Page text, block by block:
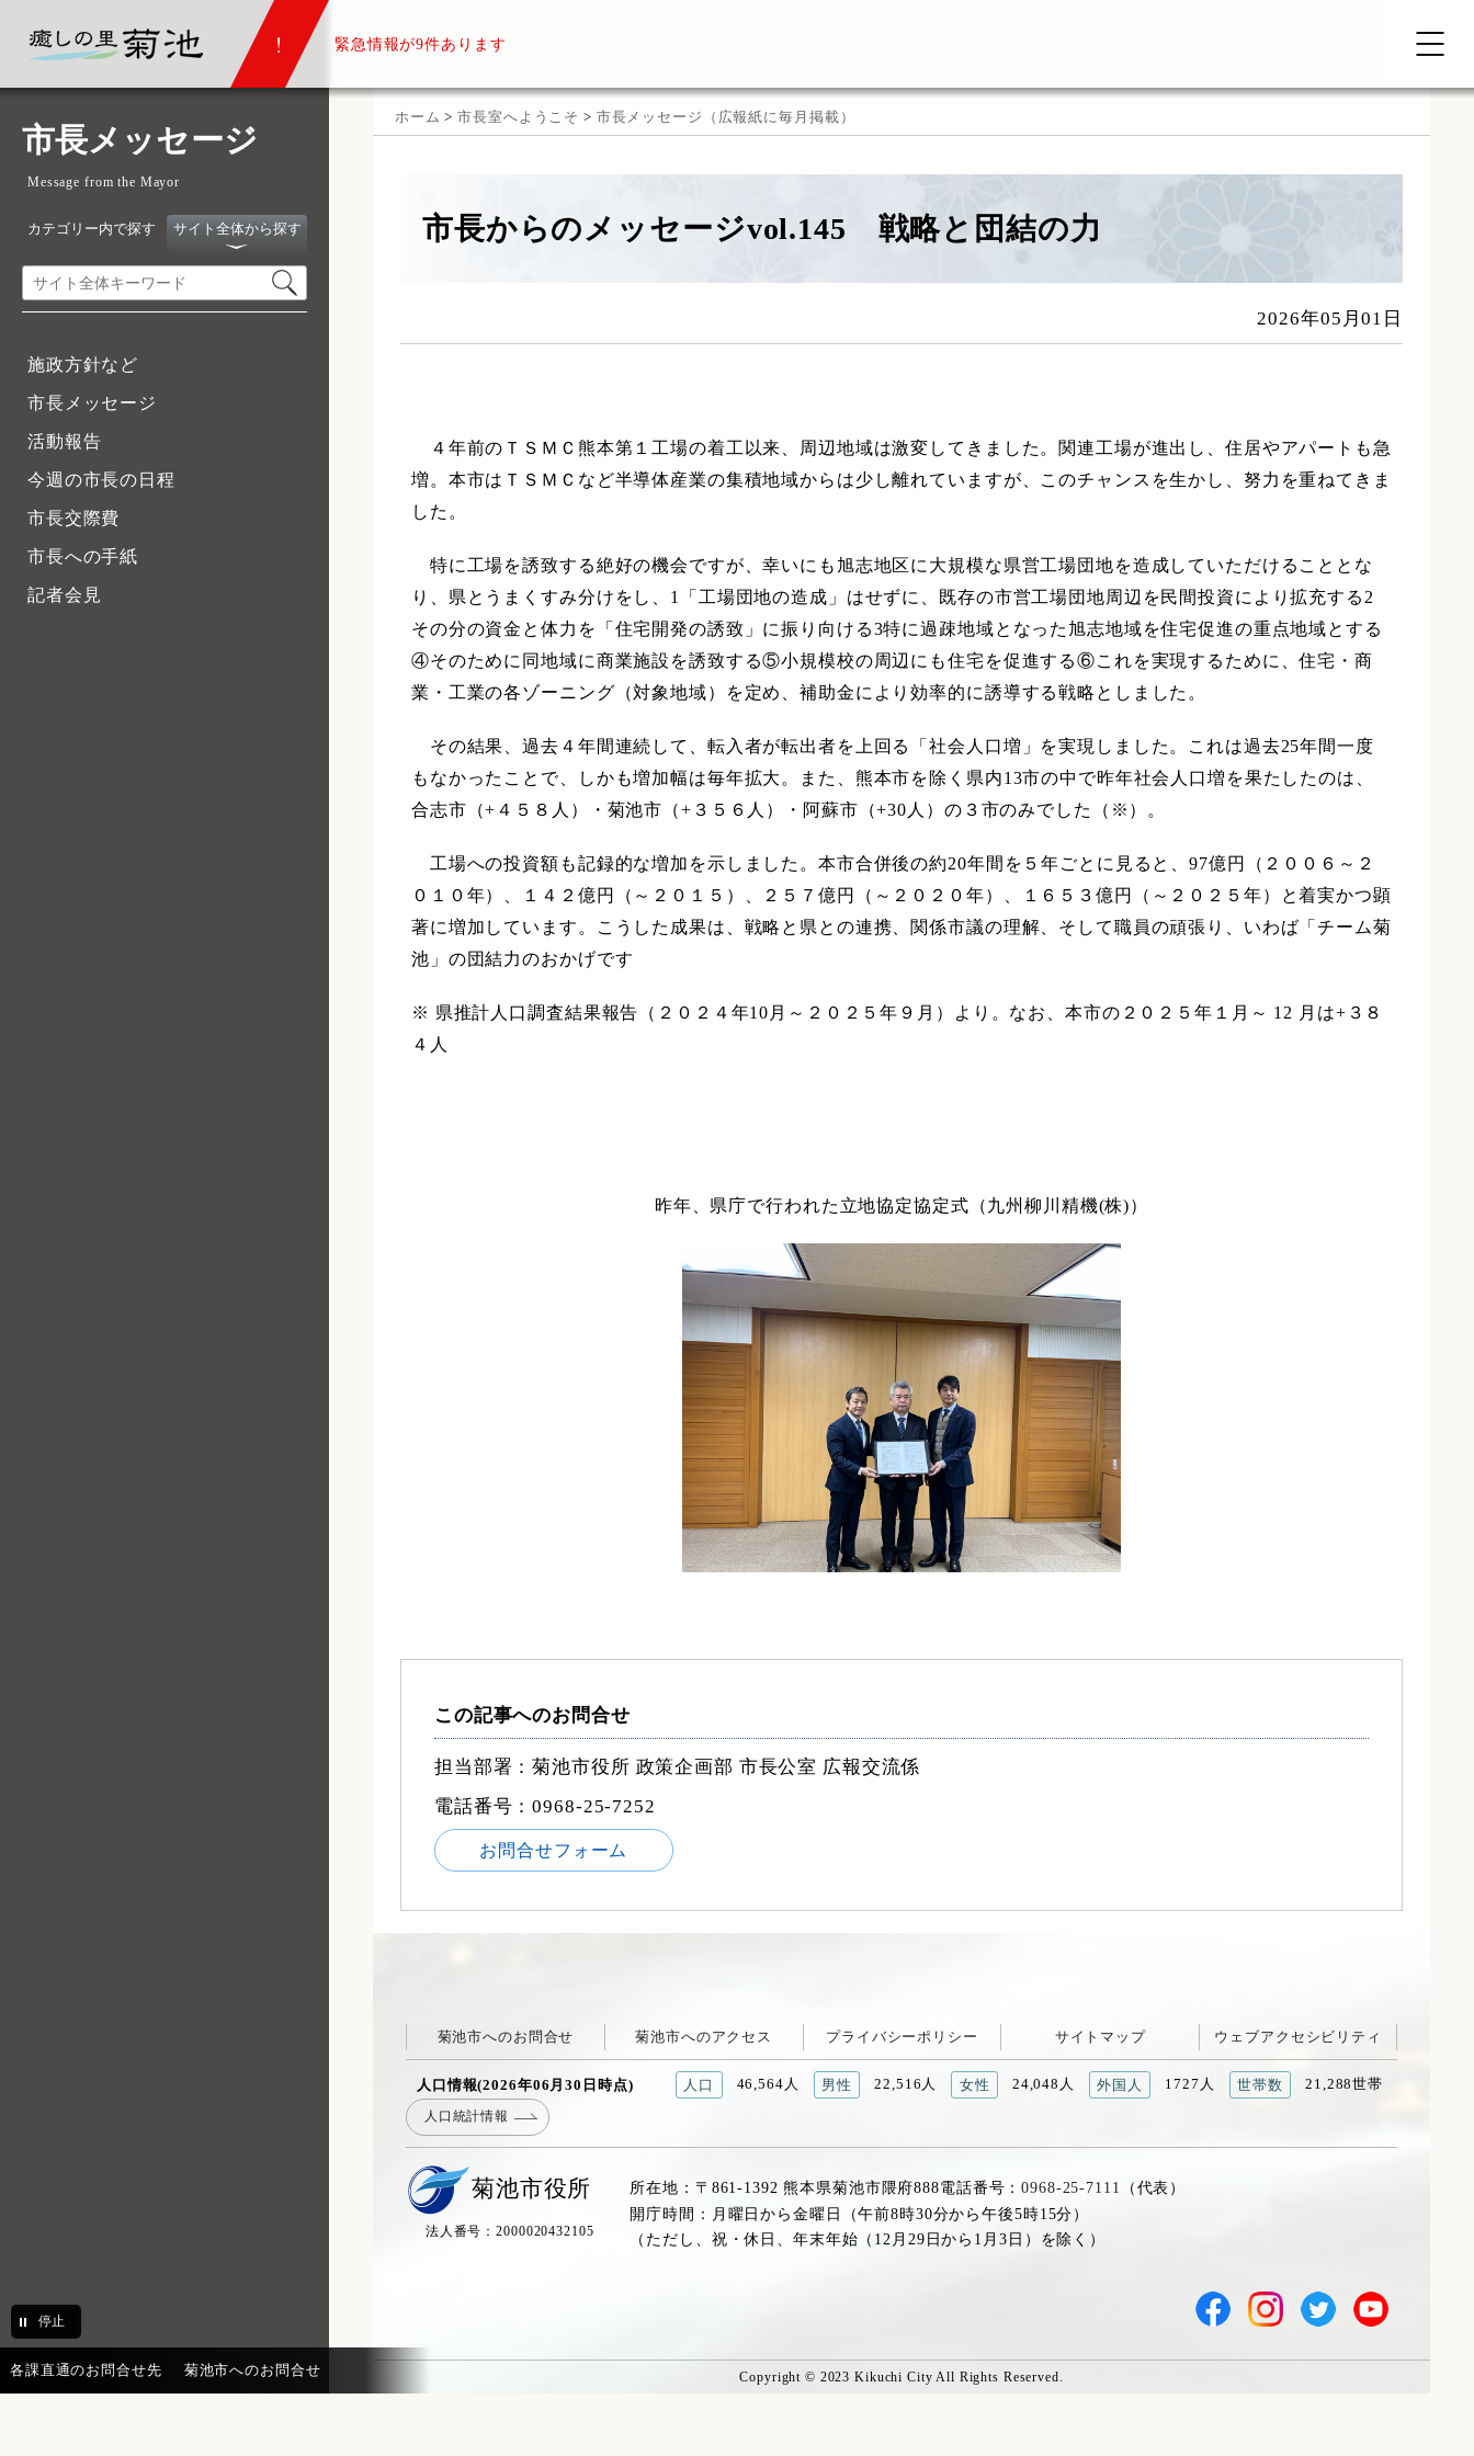
緊急情報が9件あります
市長メッセージ
Message from the Mayor
カテゴリー内で探す サイト全体から探す
施政方針など
市長メッセージ
活動報告
今週の市長の日程
市長交際費
市長への手紙
記者会見
停止
ホーム >市長室へようこそ > 市長メッセージ（広報紙に毎月掲載）
市長からのメッセージvol.145 戦略と団結の力
2026年05月01日
４年前のＴＳＭＣ熊本第１工場の着工以来、周辺地域は激変してきました。関連工場が進出し、住居やアパートも急
増。本市はＴＳＭＣなど半導体産業の集積地域からは少し離れていますが、このチャンスを生かし、努力を重ねてきま
した。
特に工場を誘致する絶好の機会ですが、幸いにも旭志地区に大規模な県営工場団地を造成していただけることとな
り、県とうまくすみ分けをし、1「工場団地の造成」はせずに、既存の市営工場団地周辺を民間投資により拡充する2
その分の資金と体力を「住宅開発の誘致」に振り向ける3特に過疎地域となった旭志地域を住宅促進の重点地域とする
④そのために同地域に商業施設を誘致する⑤小規模校の周辺にも住宅を促進する⑥これを実現するために、住宅・商
業・工業の各ゾーニング（対象地域）を定め、補助金により効率的に誘導する戦略としました。
その結果、過去４年間連続して、転入者が転出者を上回る「社会人口増」を実現しました。これは過去25年間一度
もなかったことで、しかも増加幅は毎年拡大。また、熊本市を除く県内13市の中で昨年社会人口増を果たしたのは、
合志市（+４５８人）・菊池市（+３５６人）・阿蘇市（+30人）の３市のみでした（※）。
工場への投資額も記録的な増加を示しました。本市合併後の約20年間を５年ごとに見ると、97億円（２００６～２
０１０年）、１４２億円（～２０１５）、２５７億円（～２０２０年）、１６５３億円（～２０２５年）と着実かつ顕
著に増加しています。こうした成果は、戦略と県との連携、関係市議の理解、そして職員の頑張り、いわば「チーム菊
池」の団結力のおかげです
※ 県推計人口調査結果報告（２０２４年10月～２０２５年９月）より。なお、本市の２０２５年１月～ 12 月は+３８
４人
昨年、県庁で行われた立地協定協定式（九州柳川精機(株)）
この記事へのお問合せ
担当部署：菊池市役所 政策企画部 市長公室 広報交流係
電話番号：0968-25-7252
お問合せフォーム
菊池市へのお問合せ 菊池市へのアクセス プライバシーポリシー サイトマップ ウェブアクセシビリティ
人口情報(2026年06月30日時点) 人口 46,564人 男性 22,516人 女性 24,048人 外国人 1727人 世帯数 21,288世帯
人口統計情報
菊池市役所
法人番号：2000020432105
所在地：〒861-1392 熊本県菊池市隈府888電話番号：0968-25-7111
（代表）
開庁時間：月曜日から金曜日（午前8時30分から午後5時15分）
（ただし、祝・休日、年末年始（12月29日から1月3日）を除く）
Copyright © 2023 Kikuchi City All Rights Reserved.
各課直通のお問合せ先 菊池市へのお問合せ